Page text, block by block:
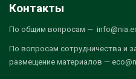
Контакты
По общим вопросам —
По вопросам сотрудничества и
размещение материалов —